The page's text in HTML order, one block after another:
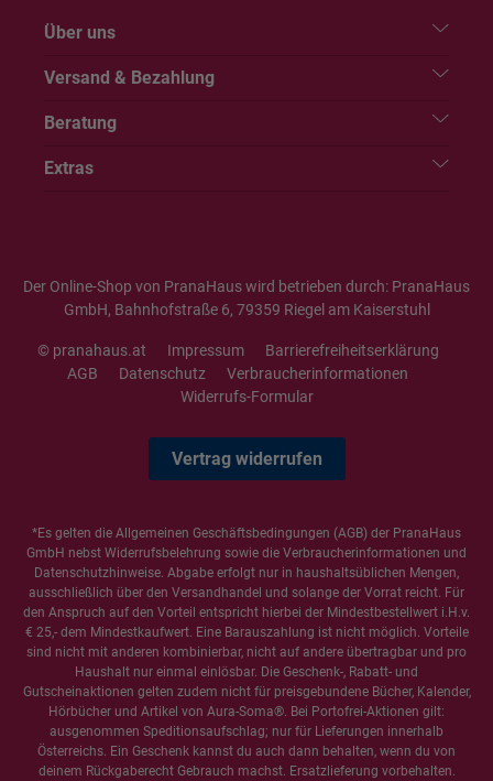
Über uns
Versand & Bezahlung
Beratung
Extras
Der Online-Shop von PranaHaus wird betrieben durch: PranaHaus
GmbH, Bahnhofstraße 6, 79359 Riegel am Kaiserstuhl
© pranahaus.at Impressum
Barrierefreiheitserklärung
AGB
Datenschutz
Verbraucherinformationen
Widerrufs-Formular
Vertrag widerrufen
*Es gelten die Allgemeinen Geschäftsbedingungen (AGB) der PranaHaus
GmbH nebst Widerrufsbelehrung sowie die Verbraucherinformationen und
Datenschutzhinweise. Abgabe erfolgt nur in haushaltsüblichen Mengen,
ausschließlich über den Versandhandel und solange der Vorrat reicht. Für
den Anspruch auf den Vorteil entspricht hierbei der Mindestbestellwert i.H.v.
€ 25,- dem Mindestkaufwert. Eine Barauszahlung ist nicht möglich. Vorteile
sind nicht mit anderen kombinierbar, nicht auf andere übertragbar und pro
Haushalt nur einmal einlösbar. Die Geschenk-, Rabatt- und
Gutscheinaktionen gelten zudem nicht für preisgebundene Bücher, Kalender,
Hörbücher und Artikel von Aura-Soma®. Bei Portofrei-Aktionen gilt:
ausgenommen Speditionsaufschlag; nur für Lieferungen innerhalb
Österreichs. Ein Geschenk kannst du auch dann behalten, wenn du von
deinem Rückgaberecht Gebrauch machst. Ersatzlieferung vorbehalten.